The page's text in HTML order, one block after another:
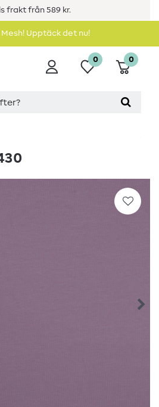
frakt från 589 kr.
Mesh! Upptäck det nu!
0 0